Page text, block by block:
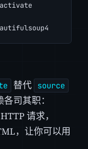
替代 source
司其职：
请求，
，让你可以用